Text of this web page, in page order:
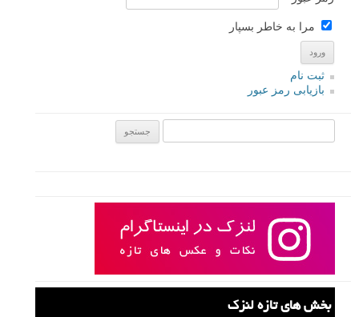
مرا به خاطر بسپار
ثبت نام
بازیابی رمز عبور
بخش های تازه لنزک